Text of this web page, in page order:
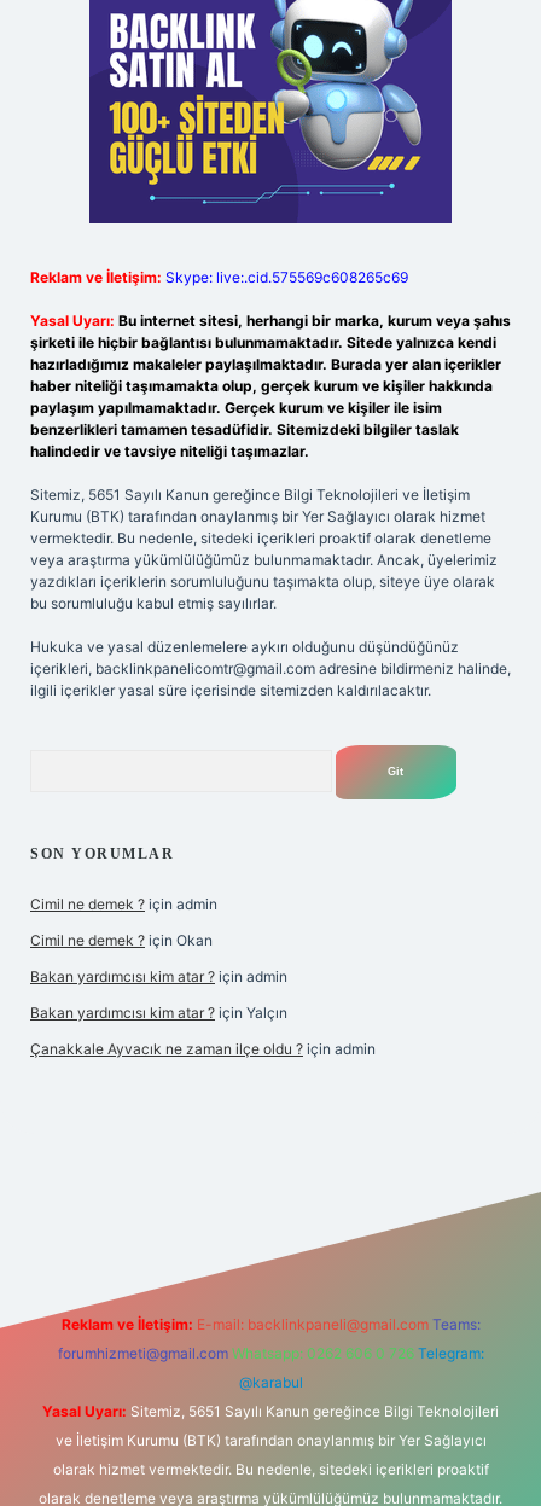
Reklam ve İletişim: Skype: live:.cid.575569c608265c69
Yasal Uyarı: Bu internet sitesi, herhangi bir marka, kurum veya şahıs
şirketi ile hiçbir bağlantısı bulunmamaktadır. Sitede yalnızca kendi
hazırladığımız makaleler paylaşılmaktadır. Burada yer alan içerikler
haber niteliği taşımamakta olup, gerçek kurum ve kişiler hakkında
paylaşım yapılmamaktadır. Gerçek kurum ve kişiler ile isim
benzerlikleri tamamen tesadüfidir. Sitemizdeki bilgiler taslak
halindedir ve tavsiye niteliği taşımazlar.
Sitemiz, 5651 Sayılı Kanun gereğince Bilgi Teknolojileri ve İletişim
Kurumu (BTK) tarafından onaylanmış bir Yer Sağlayıcı olarak hizmet
vermektedir. Bu nedenle, sitedeki içerikleri proaktif olarak denetleme
veya araştırma yükümlülüğümüz bulunmamaktadır. Ancak, üyelerimiz
yazdıkları içeriklerin sorumluluğunu taşımakta olup, siteye üye olarak
bu sorumluluğu kabul etmiş sayılırlar.
Hukuka ve yasal düzenlemelere aykırı olduğunu düşündüğünüz
içerikleri, backlinkpanelicomtr@gmail.com adresine bildirmeniz halinde,
ilgili içerikler yasal süre içerisinde sitemizden kaldırılacaktır.
SON YORUMLAR
Cimil ne demek ? için admin
Cimil ne demek ? için Okan
Bakan yardımcısı kim atar ? için admin
Bakan yardımcısı kim atar ? için Yalçın
Çanakkale Ayvacık ne zaman ilçe oldu ? için admin
Reklam ve İletişim: E-mail: backlinkpaneli@gmail.com Teams:
forumhizmeti@gmail.com Whatsapp: 0262 606 0 726 Telegram:
@karabul
Yasal Uyarı: Sitemiz, 5651 Sayılı Kanun gereğince Bilgi Teknolojileri
ve İletişim Kurumu (BTK) tarafından onaylanmış bir Yer Sağlayıcı
olarak hizmet vermektedir. Bu nedenle, sitedeki içerikleri proaktif
olarak denetleme veya araştırma yükümlülüğümüz bulunmamaktadır.